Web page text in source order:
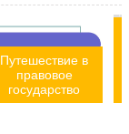
Путешествие в
правовое
государство